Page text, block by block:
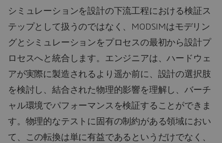
シミュレーションを設計の下流工程における検証ス
テップとして扱うのではなく、MODSIMはモデリン
グとシミュレーションをプロセスの最初から設計プ
ロセスへと統合します。エンジニアは、ハードウェ
アが実際に製造されるより遥か前に、設計の選択肢
を検討し、結合された物理的影響を理解し、バーチ
ャル環境でパフォーマンスを検証することができま
す。物理的なテストに固有の制約がある領域におい
て、この転換は単に有益であるというだけでなく、